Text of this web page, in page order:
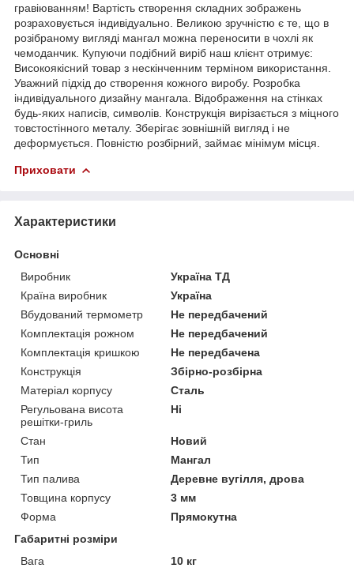
гравіюванням! Вартість створення складних зображень
розраховується індивідуально. Великою зручністю є те, що в
розібраному вигляді мангал можна переносити в чохлі як
чемоданчик. Купуючи подібний виріб наш клієнт отримує:
Високоякісний товар з нескінченним терміном використання.
Уважний підхід до створення кожного виробу. Розробка
індивідуального дизайну мангала. Відображення на стінках
будь-яких написів, символів. Конструкція вирізається з міцного
товстостінного металу. Зберігає зовнішній вигляд і не
деформується. Повністю розбірний, займає мінімум місця.
Приховати
Характеристики
Основні
Виробник
Україна ТД
Країна виробник
Україна
Вбудований термометр
Не передбачений
Комплектація рожном
Не передбачений
Комплектація кришкою
Не передбачена
Конструкція
Збірно-розбірна
Матеріал корпусу
Сталь
Регульована висота
решітки-гриль
Ні
Стан
Новий
Тип
Мангал
Тип палива
Деревне вугілля, дрова
Товщина корпусу
3 мм
Форма
Прямокутна
Габаритні розміри
Вага
10 кг